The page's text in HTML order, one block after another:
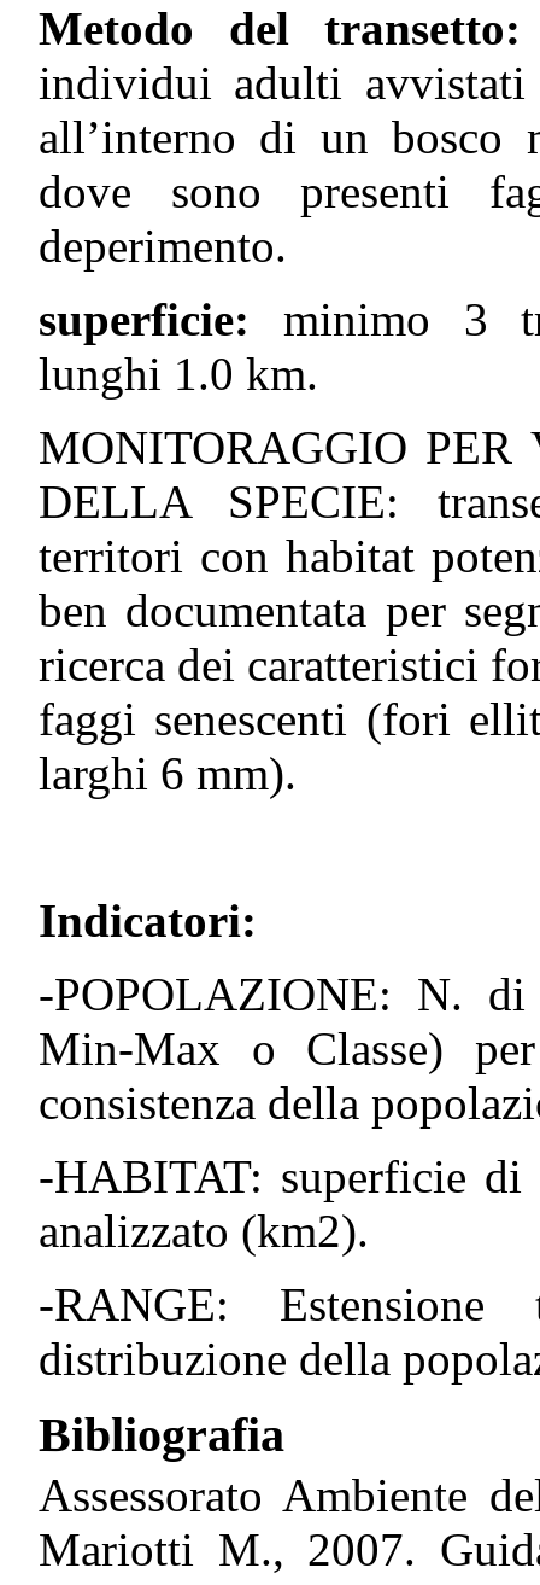
Metodo del
individui adulti
all’interno di un
dove sono presenti
deperimento.
superficie: minimo 3
lunghi 1.0 km.
MONITORAGGIO
DELLA SPECIE:
territori con habitat
ben documentata per
ricerca dei caratteristici
faggi senescenti (fori
larghi 6 mm).
Indicatori:
-POPOLAZIONE: N.
Min-Max o Classe)
consistenza della
-HABITAT: superficie di
analizzato (km2).
-RANGE:
distribuzione della
Bibliografia
Assessorato Ambiente
Mariotti M., 2007.